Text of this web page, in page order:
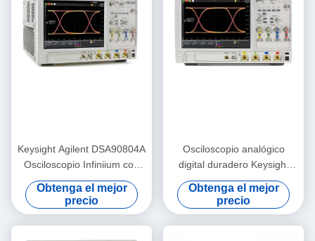
Keysight Agilent DSA90804A
Osciloscopio Infiniium con
ancho de banda de 8 GHz
50 Mpts Memoria y análisis
de datos en serie
Obtenga el mejor
precio
Osciloscopio analógico
digital duradero Keysight
Agilent DSO90404A
Osciloscopio de 4 GHz
Obtenga el mejor
precio